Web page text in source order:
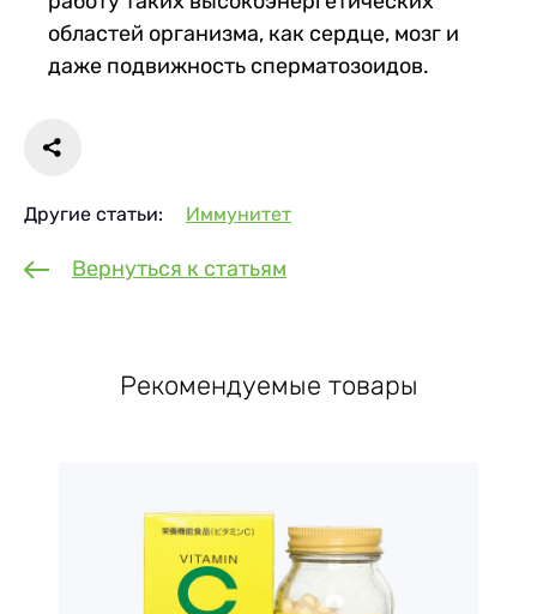
областей организма, как сердце, мозг и
даже подвижность сперматозоидов.
Другие статьи: Иммунитет
Вернуться к статьям
Рекомендуемые товары